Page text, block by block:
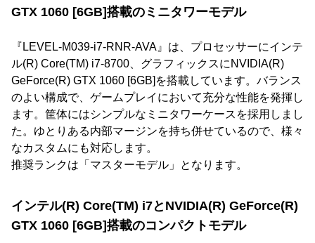
GTX 1060 [6GB]搭載のミニタワーモデル
『LEVEL-M039-i7-RNR-AVA』は、プロセッサーにインテ
ル(R) Core(TM) i7-8700、グラフィックスにNVIDIA(R)
GeForce(R) GTX 1060 [6GB]を搭載しています。バランス
のよい構成で、ゲームプレイにおいて充分な性能を発揮し
ます。筐体にはシンプルなミニタワーケースを採用しまし
た。ゆとりある内部マージンを持ち併せているので、様々
なカスタムにも対応します。
推奨ランクは「マスターモデル」となります。
インテル(R) Core(TM) i7とNVIDIA(R) GeForce(R)
GTX 1060 [6GB]搭載のコンパクトモデル